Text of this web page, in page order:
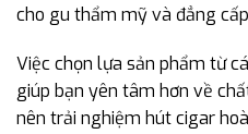
cho gu thẩm mỹ và đẳng
Việc chọn lựa sản phẩm từ
giúp bạn yên tâm hơn về
nên trải nghiệm hút cigar